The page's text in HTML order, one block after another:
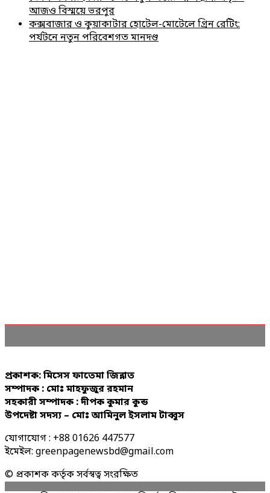
আজও বিস্ময়ে ভরপুর
কক্সবাজার ও কুয়াকাটার হোটেল-মোটেলে গ্রিন রেটিং:
পর্যটনে নতুন পরিবেশগত মানদণ্ড
প্রকাশক: মিসেস ফাতেমা জিন্নাত
সম্পাদক : মোঃ মাহফুজুর রহমান
সহকারী সম্পাদক : দীপক কুমার কুন্ড
উপদেষ্টা সদস্য – মোঃ আমিনুল ইসলাম টাব্বুস
যোগাযোগ : +88 01626 447577
ইমেইল: greenpagenewsbd@gmail.com
© প্রকাশক কর্তৃক সর্বস্বত্ব সংরক্ষিত